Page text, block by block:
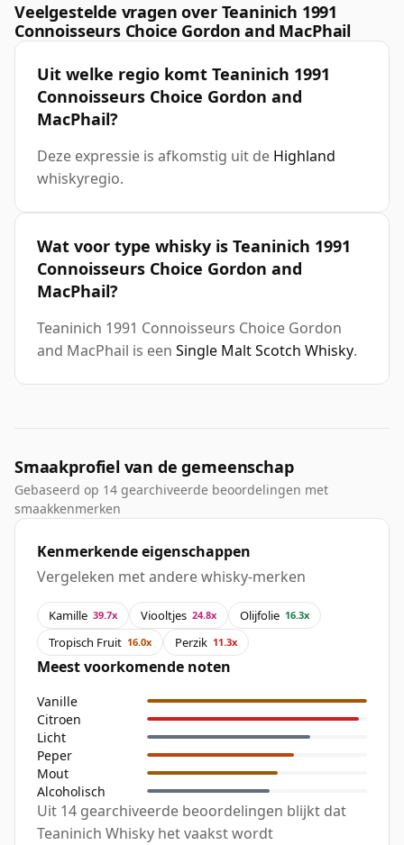
Veelgestelde vragen over Teaninich 1991
Connoisseurs Choice Gordon and MacPhail
Uit welke regio komt Teaninich 1991
Connoisseurs Choice Gordon and
MacPhail?
Deze expressie is afkomstig uit de Highland
whiskyregio.
Wat voor type whisky is Teaninich 1991
Connoisseurs Choice Gordon and
MacPhail?
Teaninich 1991 Connoisseurs Choice Gordon
and MacPhail is een Single Malt Scotch Whisky.
Smaakprofiel van de gemeenschap
Gebaseerd op 14 gearchiveerde beoordelingen met
smaakkenmerken
Kenmerkende eigenschappen
Vergeleken met andere whisky-merken
Kamille 39.7x Viooltjes 24.8x Olijfolie 16.3x
Tropisch Fruit 16.0x Perzik 11.3x
Meest voorkomende noten
Vanille
Citroen
Licht
Peper
Mout
Alcoholisch
Uit 14 gearchiveerde beoordelingen blijkt dat
Teaninich Whisky het vaakst wordt